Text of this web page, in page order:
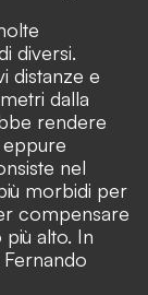
diversi.
distanze e
dalla
rendere
nel
morbidi per
compensare
alto. In